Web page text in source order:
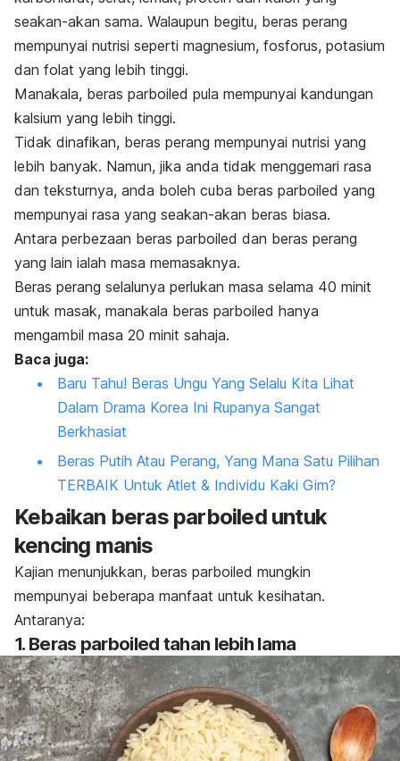
seakan-akan sama. Walaupun begitu, beras perang
mempunyai nutrisi seperti magnesium, fosforus, potasium
dan folat yang lebih tinggi.
Manakala, beras parboiled pula mempunyai kandungan
kalsium yang lebih tinggi.
Tidak dinafikan, beras perang mempunyai nutrisi yang
lebih banyak. Namun, jika anda tidak menggemari rasa
dan teksturnya, anda boleh cuba beras parboiled yang
mempunyai rasa yang seakan-akan beras biasa.
Antara perbezaan beras parboiled dan beras perang
yang lain ialah masa memasaknya.
Beras perang selalunya perlukan masa selama 40 minit
untuk masak, manakala beras parboiled hanya
mengambil masa 20 minit sahaja.
Baca juga:
Baru Tahu! Beras Ungu Yang Selalu Kita Lihat
Dalam Drama Korea Ini Rupanya Sangat
Berkhasiat
Beras Putih Atau Perang, Yang Mana Satu Pilihan
TERBAIK Untuk Atlet & Individu Kaki Gim?
Kebaikan beras parboileduntuk
kencing manis
Kajian menunjukkan, beras parboiled mungkin
mempunyai beberapa manfaat untuk kesihatan.
Antaranya:
1. Beras parboiled tahan lebih lama